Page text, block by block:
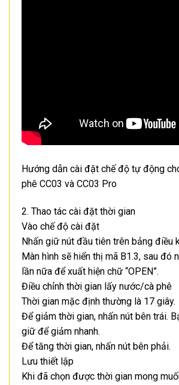
Hướng dẫn cài đặt chế độ tự động
phê CC03 và CC03 Pro
2. Thao tác cài đặt thời gian
Vào chế độ cài đặt
Nhấn giữ nút đầu tiên trên bảng điều
Màn hình sẽ hiển thị mã B1.3, sau đó
lần nữa để xuất hiện chữ “OPEN”.
Điều chỉnh thời gian lấy nước/cà phê
Thời gian mặc định thường là 17 giây.
Để giảm thời gian, nhấn nút bên trái.
giữ để giảm nhanh.
Để tăng thời gian, nhấn nút bên phải.
Lưu thiết lập
Khi đã chọn được thời gian mong